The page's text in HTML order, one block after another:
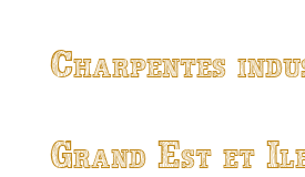
Charpentes
Grand Est et